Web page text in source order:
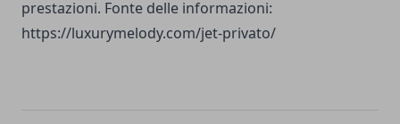
prestazioni. Fonte delle informazioni:
https://luxurymelody.com/jet-privato/